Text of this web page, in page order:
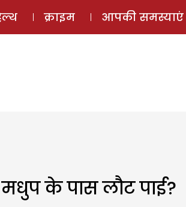
ऑडियो स्टोरी लॉग इन ⚲
क्राइम आपकी समस्याएं
के पास लौट पाई?